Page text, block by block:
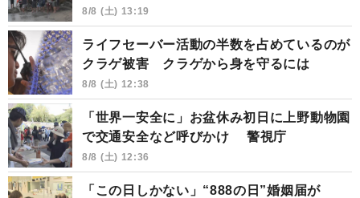
8/8 (土) 13:19
ライフセーバー活動の半数を占めているのが
クラゲ被害 クラゲから身を守るには
8/8 (土) 12:38
「世界一安全に」お盆休み初日に上野動物園
で交通安全など呼びかけ 警視庁
8/8 (土) 12:36
「この日しかない」“888の日”婚姻届が